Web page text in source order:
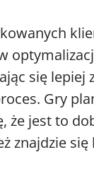
się lepiej
Gry
jest to
znajdzie